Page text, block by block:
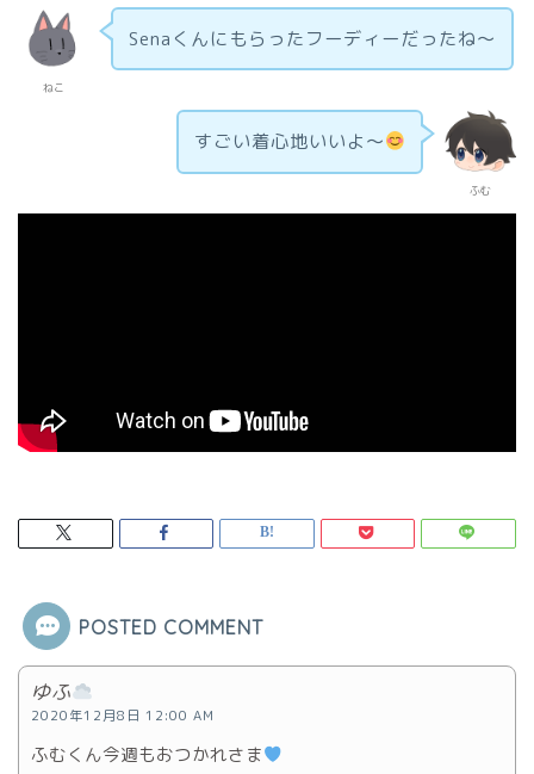
ねこ
Senaくんにもらったフーディーだったね～
ふむ
すごい着心地いいよ～
POSTED COMMENT
ゆふ
2020年12月8日 12:00 AM
ふむくん今週もおつかれさま